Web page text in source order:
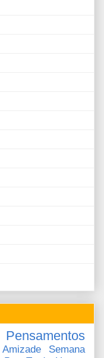
Pensamentos
Amizade
Semana